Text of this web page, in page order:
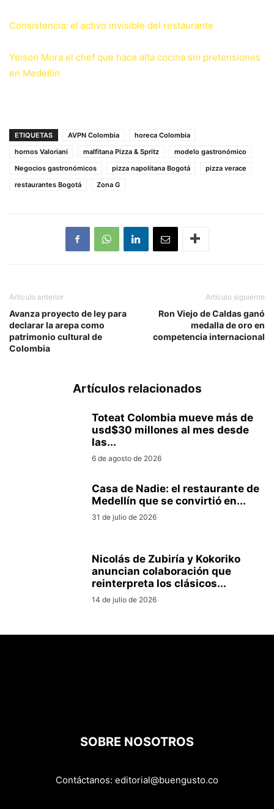
Consistencia: el activo invisible del restaurante
Yeison Mora el chef que hace alta cocina sin pretensiones
en Medellín
ETIQUETAS AVPN Colombia
horeca Colombia
hornos Valoriani
malfitana Pizza & Spritz
modelo gastronómico
Negocios gastronómicos
pizza napolitana Bogotá
pizza verace
restaurantes Bogotá
Zona G
Artículo anterior
Avanza proyecto de ley para
declarar la arepa como
patrimonio cultural de
Colombia
Artículo siguiente
Ron Viejo de Caldas ganó
medalla de oro en
competencia internacional
Artículos relacionados
Toteat Colombia mueve más de
usd$30 millones al mes desde
las...
6 de agosto de 2026
Casa de Nadie: el restaurante de
Medellín que se convirtió en...
31 de julio de 2026
Nicolás de Zubiría y Kokoriko
anuncian colaboración que
reinterpreta los clásicos...
14 de julio de 2026
SOBRE NOSOTROS
Contáctanos: editorial@buengusto.co